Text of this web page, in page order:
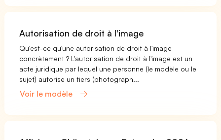
Autorisation de droit à l'image
Qu'est-ce qu'une autorisation de droit à l'image
concrètement ? L'autorisation de droit à l'image est un
acte juridique par lequel une personne (le modèle ou le
sujet) autorise un tiers (photograph...
Voir le modèle